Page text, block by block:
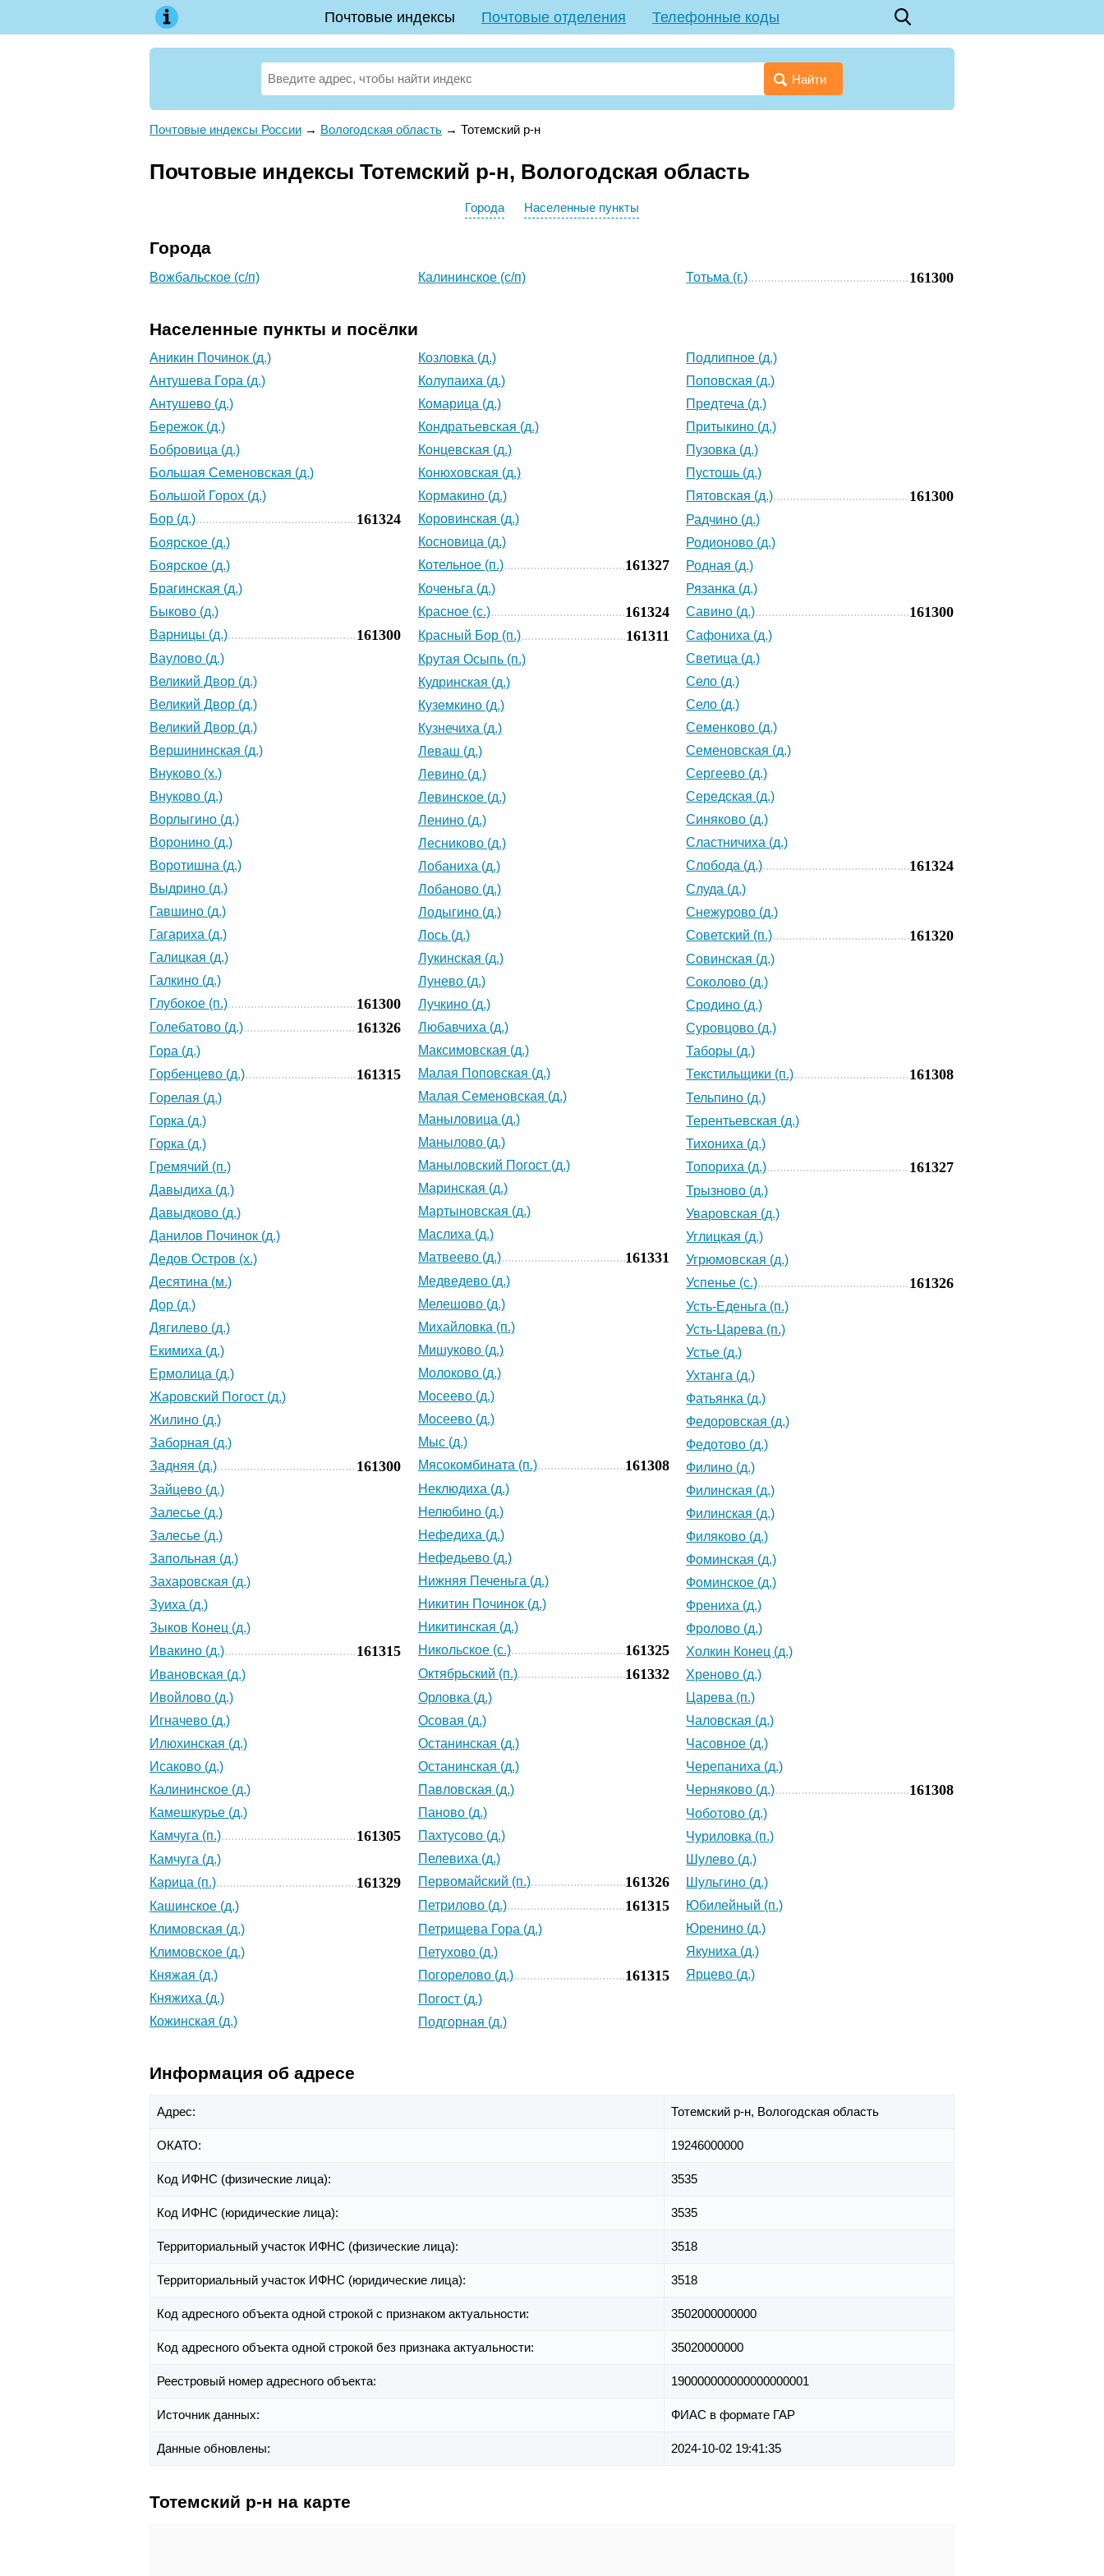
Почтовые индексы Почтовые отделения Телефонные коды
Найти
Почтовые индексы России → Вологодская область → Тотемский р-н
Почтовые индексы Тотемский р-н, Вологодская область
Города Населенные пункты
Города
Вожбальское (с/п) Калининское (с/п) Тотьма (г.) 161300
Населенные пункты и посёлки
Аникин Починок (д.)
Антушева Гора (д.)
Антушево (д.)
Бережок (д.)
Бобровица (д.)
Большая Семеновская (д.)
Большой Горох (д.)
Бор (д.)
161324
Боярское (д.)
Боярское (д.)
Брагинская (д.)
Быково (д.)
Варницы (д.)
161300
Ваулово (д.)
Великий Двор (д.)
Великий Двор (д.)
Великий Двор (д.)
Вершининская (д.)
Внуково (х.)
Внуково (д.)
Ворлыгино (д.)
Воронино (д.)
Воротишна (д.)
Выдрино (д.)
Гавшино (д.)
Гагариха (д.)
Галицкая (д.)
Галкино (д.)
Глубокое (п.)
161300
Голебатово (д.) 161326
Гора (д.)
Горбенцево (д.)
161315
Горелая (д.)
Горка (д.)
Горка (д.)
Гремячий (п.)
Давыдиха (д.)
Давыдково (д.)
Данилов Починок (д.)
Дедов Остров (х.)
Десятина (м.)
Дор (д.)
Дягилево (д.)
Екимиха (д.)
Ермолица (д.)
Жаровский Погост (д.)
Жилино (д.)
Заборная (д.)
Задняя (д.)
161300
Зайцево (д.)
Залесье (д.)
Залесье (д.)
Запольная (д.)
Захаровская (д.)
Зуиха (д.)
Зыков Конец (д.)
Ивакино (д.)
161315
Ивановская (д.)
Ивойлово (д.)
Игначево (д.)
Илюхинская (д.)
Исаково (д.)
Калининское (д.)
Камешкурье (д.)
Камчуга (п.)
161305
Камчуга (д.)
Карица (п.)
161329
Кашинское (д.)
Климовская (д.)
Климовское (д.)
Княжая (д.)
Княжиха (д.)
Кожинская (д.)
Козловка (д.)
Колупаиха (д.)
Комарица (д.)
Кондратьевская (д.)
Концевская (д.)
Конюховская (д.)
Кормакино (д.)
Коровинская (д.)
Косновица (д.)
Котельное (п.)
161327
Коченьга (д.)
Красное (с.)
161324
Красный Бор (п.) 161311
Крутая Осыпь (п.)
Кудринская (д.)
Куземкино (д.)
Кузнечиха (д.)
Леваш (д.)
Левино (д.)
Левинское (д.)
Ленино (д.)
Лесниково (д.)
Лобаниха (д.)
Лобаново (д.)
Лодыгино (д.)
Лось (д.)
Лукинская (д.)
Лунево (д.)
Лучкино (д.)
Любавчиха (д.)
Максимовская (д.)
Малая Поповская (д.)
Малая Семеновская (д.)
Маныловица (д.)
Манылово (д.)
Маныловский Погост (д.)
Маринская (д.)
Мартыновская (д.)
Маслиха (д.)
Матвеево (д.)
161331
Медведево (д.)
Мелешово (д.)
Михайловка (п.)
Мишуково (д.)
Молоково (д.)
Мосеево (д.)
Мосеево (д.)
Мыс (д.)
Мясокомбината (п.)
161308
Неклюдиха (д.)
Нелюбино (д.)
Нефедиха (д.)
Нефедьево (д.)
Нижняя Печеньга (д.)
Никитин Починок (д.)
Никитинская (д.)
Никольское (с.)
161325
Октябрьский (п.) 161332
Орловка (д.)
Осовая (д.)
Останинская (д.)
Останинская (д.)
Павловская (д.)
Паново (д.)
Пахтусово (д.)
Пелевиха (д.)
Первомайский (п.)
161326
Петрилово (д.) 161315
Петрищева Гора (д.)
Петухово (д.)
Погорелово (д.)
161315
Погост (д.)
Подгорная (д.)
Подлипное (д.)
Поповская (д.)
Предтеча (д.)
Притыкино (д.)
Пузовка (д.)
Пустошь (д.)
Пятовская (д.)
161300
Радчино (д.)
Родионово (д.)
Родная (д.)
Рязанка (д.)
Савино (д.)
161300
Сафониха (д.)
Светица (д.)
Село (д.)
Село (д.)
Семенково (д.)
Семеновская (д.)
Сергеево (д.)
Середская (д.)
Синяково (д.)
Сластничиха (д.)
Слобода (д.)
161324
Слуда (д.)
Снежурово (д.)
Советский (п.)
161320
Совинская (д.)
Соколово (д.)
Сродино (д.)
Суровцово (д.)
Таборы (д.)
Текстильщики (п.)
161308
Тельпино (д.)
Терентьевская (д.)
Тихониха (д.)
Топориха (д.)
161327
Трызново (д.)
Уваровская (д.)
Углицкая (д.)
Угрюмовская (д.)
Успенье (с.)
161326
Усть-Еденьга (п.)
Усть-Царева (п.)
Устье (д.)
Ухтанга (д.)
Фатьянка (д.)
Федоровская (д.)
Федотово (д.)
Филино (д.)
Филинская (д.)
Филинская (д.)
Филяково (д.)
Фоминская (д.)
Фоминское (д.)
Френиха (д.)
Фролово (д.)
Холкин Конец (д.)
Хреново (д.)
Царева (п.)
Чаловская (д.)
Часовное (д.)
Черепаниха (д.)
Черняково (д.)
161308
Чоботово (д.)
Чуриловка (п.)
Шулево (д.)
Шульгино (д.)
Юбилейный (п.)
Юренино (д.)
Якуниха (д.)
Ярцево (д.)
Информация об адресе
Адрес: Тотемский р-н, Вологодская область
ОКАТО: 19246000000
Код ИФНС (физические лица): 3535
Код ИФНС (юридические лица): 3535
Территориальный участок ИФНС (физические лица): 3518
Территориальный участок ИФНС (юридические лица): 3518
Код адресного объекта одной строкой с признаком актуальности: 3502000000000
Код адресного объекта одной строкой без признака актуальности: 35020000000
Реестровый номер адресного объекта: 190000000000000000001
Источник данных: ФИАС в формате ГАР
Данные обновлены: 2024-10-02 19:41:35
Тотемский р-н на карте